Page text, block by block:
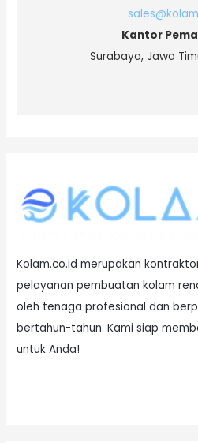
Kantor
Surabaya, Jawa
Kolam.co.id merupakan
pelayanan pembuatan kolam
oleh tenaga profesional dan
bertahun-tahun. Kami siap
untuk Anda!